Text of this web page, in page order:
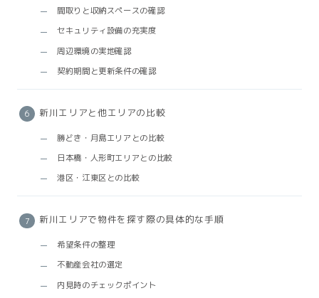
間取りと収納スペースの確認
セキュリティ設備の充実度
周辺環境の実地確認
契約期間と更新条件の確認
新川エリアと他エリアの比較
勝どき・月島エリアとの比較
日本橋・人形町エリアとの比較
港区・江東区との比較
新川エリアで物件を探す際の具体的な手順
希望条件の整理
不動産会社の選定
内見時のチェックポイント